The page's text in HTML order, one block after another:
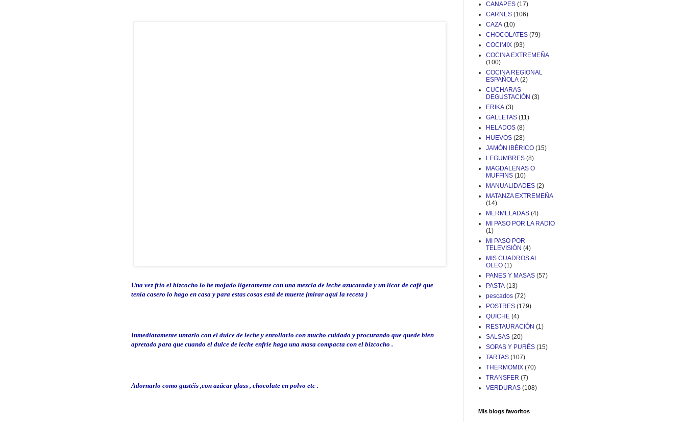
Una vez frío el bizcocho lo he mojado ligeramente con una mezcla de leche azucarada y un licor de café que
tenía casero lo hago en casa y para estas cosas está de muerte (mirar aquíla receta )
Inmediatamente untarlo con el dulce de leche y enrollarlo con mucho cuidado y procurando que quede bien
apretado para que cuando el dulce de leche enfríe haga una masa compacta con el bizcocho .
Adornarlo como gustéis ,con azúcar glass , chocolate en polvo etc .
CANAPES (17)
CARNES (106)
CAZA (10)
CHOCOLATES (79)
COCIMIX (93)
COCINA EXTREMEÑA
(100)
COCINA REGIONAL
ESPAÑOLA (2)
CUCHARAS
DEGUSTACIÓN (3)
ERIKA (3)
GALLETAS (11)
HELADOS (8)
HUEVOS (28)
JAMÓN IBÉRICO (15)
LEGUMBRES (8)
MAGDALENAS O
MUFFINS (10)
MANUALIDADES (2)
MATANZA EXTREMEÑA
(14)
MERMELADAS (4)
MI PASO POR LA RADIO
(1)
MI PASO POR
TELEVISIÓN (4)
MIS CUADROS AL
OLEO (1)
PANES Y MASAS (57)
PASTA (13)
pescados (72)
POSTRES (179)
QUICHE (4)
RESTAURACIÓN (1)
SALSAS (20)
SOPAS Y PURÉS (15)
TARTAS (107)
THERMOMIX (70)
TRANSFER (7)
VERDURAS (108)
Mis blogs favoritos